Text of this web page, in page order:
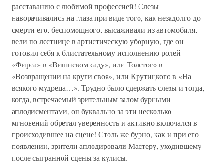
расставанию с любимой профессией! Слезы
наворачивались на глаза при виде того, как незадолго до
смерти его, беспомощного, высаживали из автомобиля,
вели по лестнице в артистическую уборную, где он
готовил себя к блистательному исполнению ролей –
«Фирса» в «Вишневом саду», или Толстого в
«Возвращении на круги своя», или Крутицкого в «На
всякого мудреца…». Трудно было сдержать слезы и тогда,
когда, встречаемый зрительным залом бурными
аплодисментами, он буквально за эти несколько
мгновений обретал уверенность и активно включался в
происходившее на сцене! Столь же бурно, как и при его
появлении, зрители аплодировали Мастеру, уходившему
после сыгранной сцены за кулисы.